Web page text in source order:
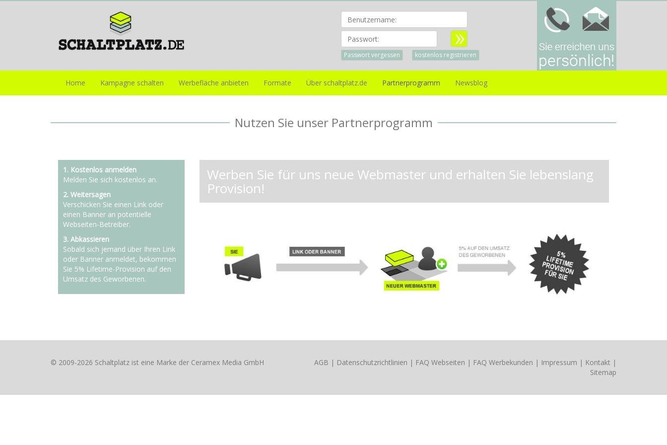
Passwort:
Passwort vergessen kostenlos registrieren
Home Kampagne schalten Werbefläche anbieten Formate Über schaltplatz.de Partnerprogramm Newsblog
Nutzen Sie unser Partnerprogramm
1. Kostenlos anmelden
Melden Sie sich kostenlos an.
2. Weitersagen
Verschicken Sie einen Link oder
einen Banner an potentielle
Webseiten-Betreiber.
3. Abkassieren
Sobald sich jemand über Ihren Link
oder Banner anmeldet, bekommen
Sie 5% Lifetime-Provision auf den
Umsatz des Geworbenen.
Werben Sie für uns neue Webmaster und erhalten Sie lebenslang
Provision!
© 2009-2026 Schaltplatz ist eine Marke der Ceramex Media GmbH AGB | Datenschutzrichtlinien | FAQ Webseiten | FAQ Werbekunden | Impressum | Kontakt |
Sitemap